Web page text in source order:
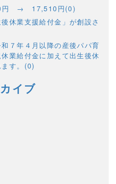
→ 17,510円(0)
休業支援給付金」が創設さ
７年４月以降の産後パパ育
業給付金に加えて出生後休
す。(0)
イブ